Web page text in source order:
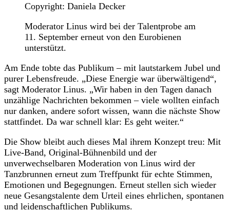
Copyright: Daniela Decker
Moderator Linus wird bei der Talentprobe am
11. September erneut von den Eurobienen
unterstützt.
Am Ende tobte das Publikum – mit lautstarkem Jubel und
purer Lebensfreude. „Diese Energie war überwältigend“,
sagt Moderator Linus. „Wir haben in den Tagen danach
unzählige Nachrichten bekommen – viele wollten einfach
nur danken, andere sofort wissen, wann die nächste Show
stattfindet. Da war schnell klar: Es geht weiter.“
Die Show bleibt auch dieses Mal ihrem Konzept treu: Mit
Live-Band, Original-Bühnenbild und der
unverwechselbaren Moderation von Linus wird der
Tanzbrunnen erneut zum Treffpunkt für echte Stimmen,
Emotionen und Begegnungen. Erneut stellen sich wieder
neue Gesangstalente dem Urteil eines ehrlichen, spontanen
und leidenschaftlichen Publikums.